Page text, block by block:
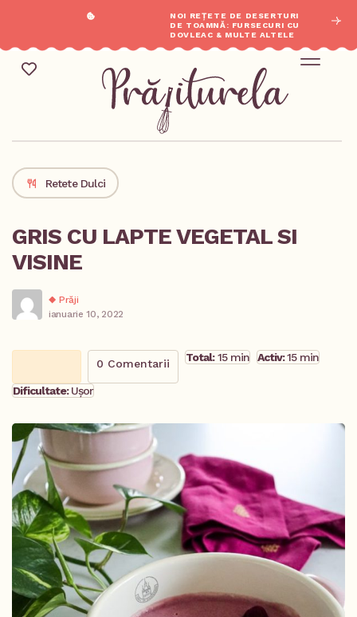
NOI REȚETE DE DESERTURI
DE TOAMNĂ: FURSECURI CU
DOVLEAC & MULTE ALTELE
Retete Dulci
GRIS CU LAPTE VEGETAL SI
VISINE
Prăji
ianuarie 10, 2022
0 Comentarii Total:15 min Activ:15 min
Dificultate:Ușor